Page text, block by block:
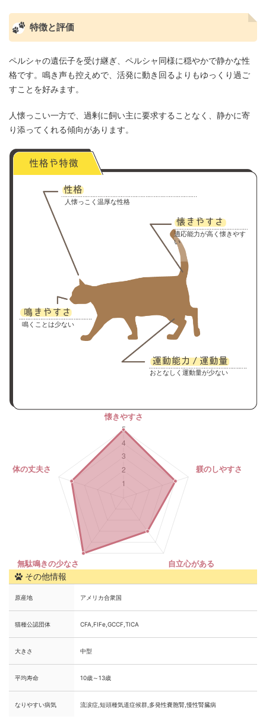
特徴と評価
ペルシャの遺伝子を受け継ぎ、ペルシャ同様に穏やかで静かな性
格です。鳴き声も控えめで、活発に動き回るよりもゆっくり過ご
すことを好みます。
人懐っこい一方で、過剰に飼い主に要求することなく、静かに寄
り添ってくれる傾向があります。
人懐っこく温厚な性格
適応能力が高く懐きやす
い
鳴くことは少ない
おとなしく運動量が少ない
その他情報
原産地 アメリカ合衆国
猫種公認団体 CFA,FIFe,GCCF,TICA
大きさ 中型
平均寿命 10歳～13歳
なりやすい病気 流涙症,短頭種気道症候群,多発性嚢胞腎,慢性腎臓病